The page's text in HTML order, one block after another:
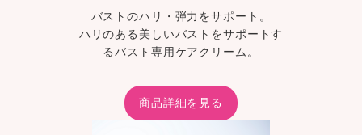
バストのハリ・弾力をサポート。
ハリのある美しいバストをサポートす
るバスト専用ケアクリーム。
商品詳細を見る